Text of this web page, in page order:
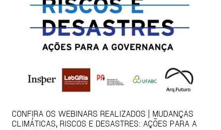
CONFIRA OS WEBINARS REALIZADOS | MUDANÇAS
CLIMÁTICAS, RISCOS E DESASTRES: AÇÕES PARA A